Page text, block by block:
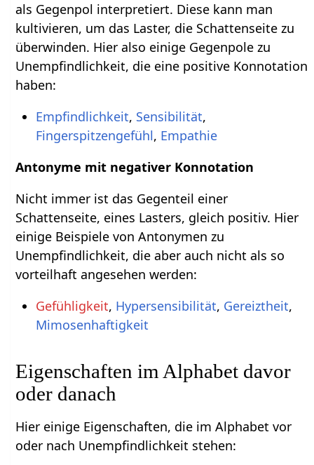
als Gegenpol interpretiert. Diese kann man
kultivieren, um das Laster, die Schattenseite zu
überwinden. Hier also einige Gegenpole zu
Unempfindlichkeit, die eine positive Konnotation
haben:
Empfindlichkeit, Sensibilität,
Fingerspitzengefühl, Empathie
Antonyme mit negativer Konnotation
Nicht immer ist das Gegenteil einer
Schattenseite, eines Lasters, gleich positiv. Hier
einige Beispiele von Antonymen zu
Unempfindlichkeit, die aber auch nicht als so
vorteilhaft angesehen werden:
Gefühligkeit, Hypersensibilität, Gereiztheit,
Mimosenhaftigkeit
Eigenschaften im Alphabet davor
oder danach
Hier einige Eigenschaften, die im Alphabet vor
oder nach Unempfindlichkeit stehen: